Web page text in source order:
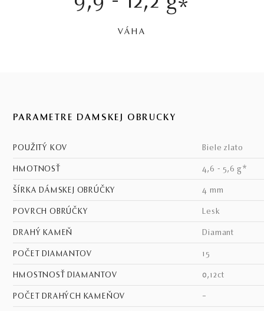
*
VÁHA
PARAMETRE DÁMSKEJ OBRÚČKY
POUŽITÝ KOV biele zlato
HMOTNOSŤ 4,6 - 5,6 g*
ŠÍRKA DÁMSKEJ OBRÚČKY 4 mm
POVRCH OBRÚČKY lesk
DRAHÝ KAMEŇ diamant
POČET DIAMANTOV 15
HMOSTNOSŤ DIAMANTOV 0,12ct
POČET DRAHÝCH KAMEŇOV –